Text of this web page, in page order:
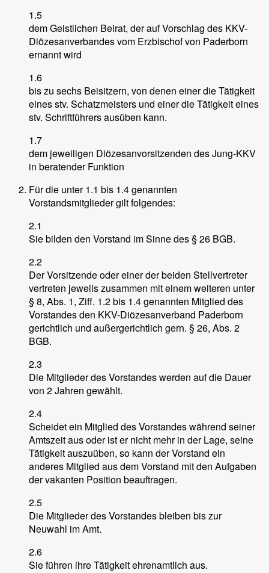
1.5
dem Geistlichen Beirat, der auf Vorschlag des KKV-
Diözesanverbandes vom Erzbischof von Paderborn
ernannt wird
1.6
bis zu sechs Beisitzern, von denen einer die Tätigkeit
eines stv. Schatzmeisters und einer die Tätigkeit eines
stv. Schriftführers ausüben kann.
1.7
dem jeweiligen Diözesanvorsitzenden des Jung-KKV
in beratender Funktion
Für die unter 1.1 bis 1.4 genannten
Vorstandsmitglieder gilt folgendes:
2.1
Sie bilden den Vorstand im Sinne des § 26 BGB.
2.2
Der Vorsitzende oder einer der beiden Stellvertreter
vertreten jeweils zusammen mit einem weiteren unter
§ 8, Abs. 1, Ziff. 1.2 bis 1.4 genannten Mitglied des
Vorstandes den KKV-Diözesanverband Paderborn
gerichtlich und außergerichtlich gern. § 26, Abs. 2
BGB.
2.3
Die Mitglieder des Vorstandes werden auf die Dauer
von 2 Jahren gewählt.
2.4
Scheidet ein Mitglied des Vorstandes während seiner
Amtszeit aus oder ist er nicht mehr in der Lage, seine
Tätigkeit auszuüben, so kann der Vorstand ein
anderes Mitglied aus dem Vorstand mit den Aufgaben
der vakanten Position beauftragen.
2.5
Die Mitglieder des Vorstandes bleiben bis zur
Neuwahl im Amt.
2.6
Sie führen ihre Tätigkeit ehrenamtlich aus.